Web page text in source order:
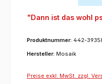
"Dann ist das wohl
Produktnummer: 442-
Hersteller: Mosaik
Preise exkl. MwSt. zzgl.